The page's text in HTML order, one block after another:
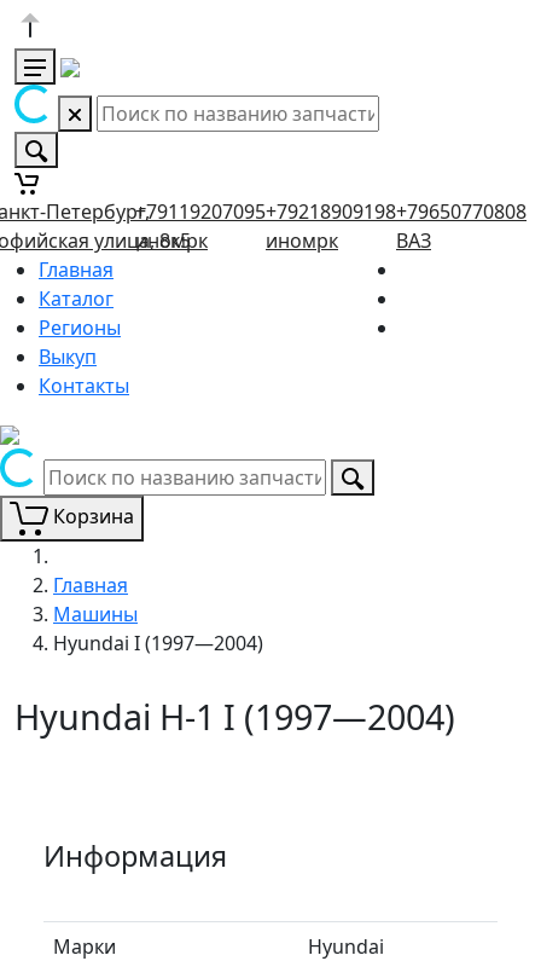
Петербург,
улица, 8к5
+79119207095
иномрк
+79218909198
иномрк
+79650770808
ВАЗ
Главная
Каталог
Регионы
Выкуп
Контакты
Корзина
Главная
Машины
Hyundai I (1997—2004)
Hyundai H-1 I (1997—2004)
Информация
Марки
Hyundai